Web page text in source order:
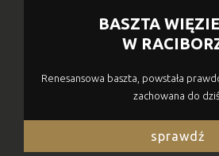
BASZTA
W
Renesansowa baszta, powstała
zachowana do dziś.
sprawdź